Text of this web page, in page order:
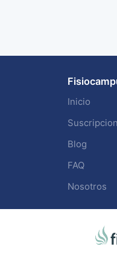
Inicio
Blog
FAQ
Nosotros